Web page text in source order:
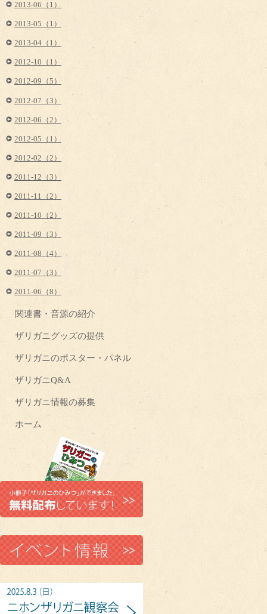
2013-06（1）
2013-05（1）
2013-04（1）
2012-10（1）
2012-09（5）
2012-07（3）
2012-06（2）
2012-05（1）
2012-02（2）
2011-12（3）
2011-11（2）
2011-10（2）
2011-09（3）
2011-08（4）
2011-07（3）
2011-06（8）
関連書・音源の紹介
ザリガニグッズの提供
ザリガニのポスター・パネル
ザリガニQ&A
ザリガニ情報の募集
ホーム